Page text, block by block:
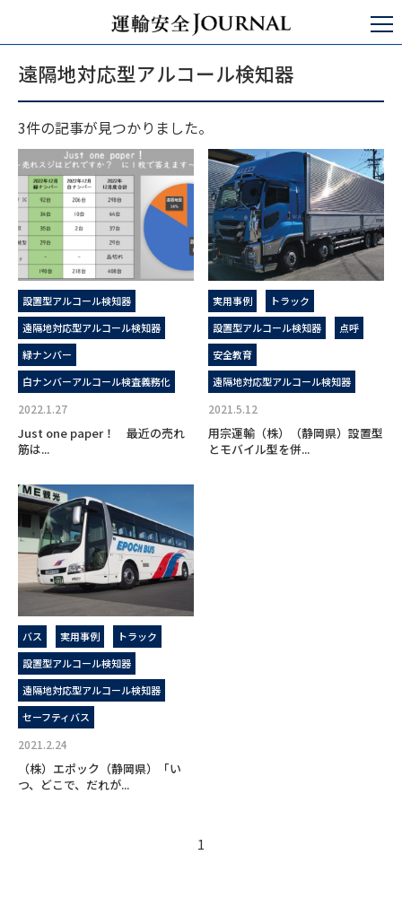
遠隔地対応型アルコール検知器
遠隔地対応型アルコール検知器
3件の記事が見つかりました。
設置型アルコール検知器
遠隔地対応型アルコール検知器
緑ナンバー
白ナンバーアルコール検査義務化
2022.1.27
Just one paper！ 最近の売れ
筋は...
実用事例
トラック
設置型アルコール検知器
点呼
安全教育
遠隔地対応型アルコール検知器
2021.5.12
用宗運輸（株）（静岡県）設置型
とモバイル型を併...
バス 実用事例
トラック
設置型アルコール検知器
遠隔地対応型アルコール検知器
セーフティバス
2021.2.24
（株）エポック（静岡県）「い
つ、どこで、だれが...
1